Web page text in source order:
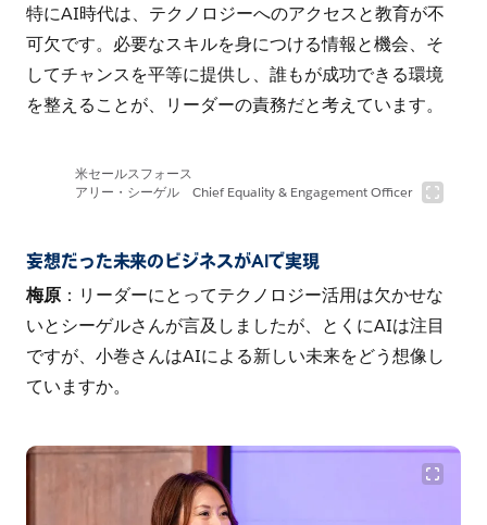
特にAI時代は、テクノロジーへのアクセスと教育が不
可欠です。必要なスキルを身につける情報と機会、そ
してチャンスを平等に提供し、誰もが成功できる環境
を整えることが、リーダーの責務だと考えています。
米セールスフォース
アリー・シーゲル Chief Equality & Engagement Officer
妄想だった未来のビジネスがAIで実現
梅原 ：リーダーにとってテクノロジー活用は欠かせな
いとシーゲルさんが言及しましたが、とくにAIは注目
ですが、小巻さんはAIによる新しい未来をどう想像し
ていますか。